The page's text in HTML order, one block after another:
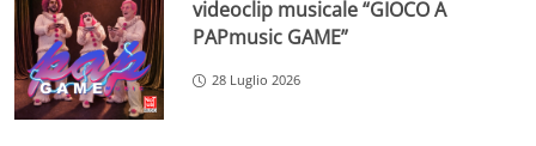
videoclip musicale “GIOCO A
PAPmusic GAME”
28 Luglio 2026